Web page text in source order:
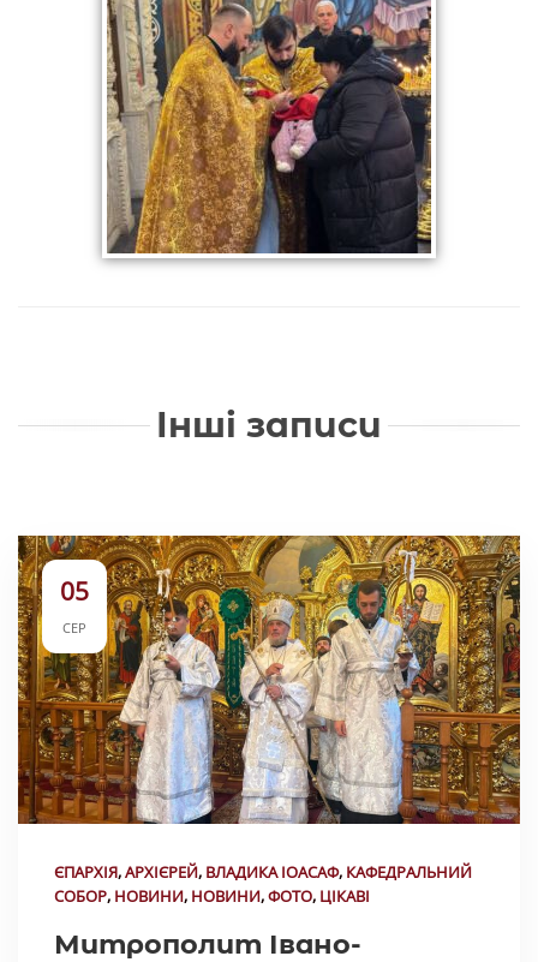
Інші записи
05
СЕР
ЄПАРХІЯ,АРХІЄРЕЙ, ВЛАДИКА ІОАСАФ, КАФЕДРАЛЬНИЙ
СОБОР, НОВИНИ, НОВИНИ,ФОТО, ЦІКАВІ
Митрополит Івано-